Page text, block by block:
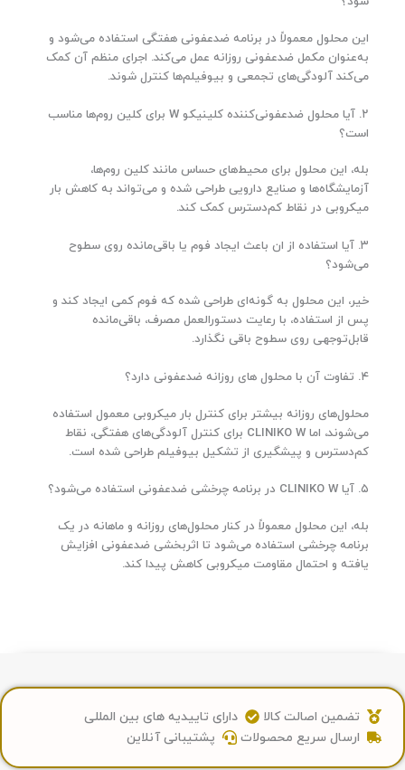
این محلول معمولاً در برنامه ضدعفونی هفتگی استفاده می‌شود و
به‌عنوان مکمل ضدعفونی روزانه عمل می‌کند. اجرای منظم آن کمک
می‌کند آلودگی‌های تجمعی و بیوفیلم‌ها کنترل شوند.
۲. آیا محلول ضدعفونی‌کننده کلینیکو W برای کلین روم‌ها مناسب
بله، این محلول برای محیط‌های حساس مانند کلین روم‌ها،
آزمایشگاه‌ها و صنایع دارویی طراحی شده و می‌تواند به کاهش بار
میکروبی در نقاط کم‌دسترس کمک کند.
۳. آیا استفاده از ان باعث ایجاد فوم یا باقی‌مانده روی سطوح
می‌شود؟
خیر، این محلول به گونه‌ای طراحی شده که فوم کمی ایجاد کند و
پس از استفاده، با رعایت دستورالعمل مصرف، باقی‌مانده
قابل‌توجهی روی سطوح باقی نگذارد.
محلول‌های روزانه بیشتر برای کنترل بار میکروبی معمول استفاده
می‌شوند، اما CLINIKO W برای کنترل آلودگی‌های هفتگی، نقاط
کم‌دسترس و پیشگیری از تشکیل بیوفیلم طراحی شده است.
بله، این محلول معمولاً در کنار محلول‌های روزانه و ماهانه در یک
برنامه چرخشی استفاده می‌شود تا اثربخشی ضدعفونی افزایش
یافته و احتمال مقاومت میکروبی کاهش پیدا کند.
تضمین اصالت کالا
دارای تاییدیه های بین المللی
ارسال سریع محصولات
پشتیبانی آنلاین